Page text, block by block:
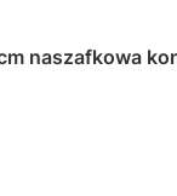
naszafkowa